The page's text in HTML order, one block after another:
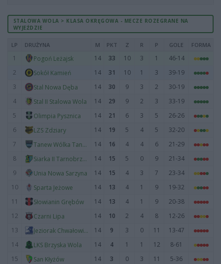
STALOWA WOLA > KLASA OKRĘGOWA - MECZE ROZEGRANE NA
WYJEŹDZIE
LP DRUŻYNA M PKT Z R P GOLE FORMA
1 Pogoń Leżajsk 14 33 10 3 1
46-14
2
Sokół Kamień 14 31 10 1 3
39-19
3
Stal Nowa Dęba 14 30 9 3 2
30-19
4
Stal II Stalowa Wola 14 29 9 2 3
33-19
5
Olimpia Pysznica 14 21 6 3 5
26-26
6
LZS Zdziary 14 19 5 4 5
32-20
7
Tanew Wólka Tanewska 14 16 4 4 6
21-29
8
Siarka II Tarnobrzeg 14 15 5 0 9
21-34
9
Unia Nowa Sarzyna 14 15 4 3 7
23-34
10
Sparta Jeżowe 14 13 4 1 9
19-32
11
Słowianin Grębów 14 13 4 1 9
20-38
12
Czarni Lipa 14 10 2 4 8
12-26
13
Jeziorak Chwałowice 14 9 3 0 11
13-47
14
LKS Brzyska Wola 14 4 1 1 12
8-61
15
San Kłyżów 14 3 0 3 11 5-36